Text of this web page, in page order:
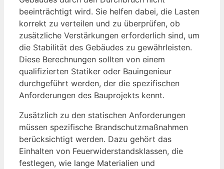
beeinträchtigt wird. Sie helfen dabei, die Lasten
korrekt zu verteilen und zu überprüfen, ob
zusätzliche Verstärkungen erforderlich sind, um
die Stabilität des Gebäudes zu gewährleisten.
Diese Berechnungen sollten von einem
qualifizierten Statiker oder Bauingenieur
durchgeführt werden, der die spezifischen
Anforderungen des Bauprojekts kennt.
Zusätzlich zu den statischen Anforderungen
müssen spezifische Brandschutzmaßnahmen
berücksichtigt werden. Dazu gehört das
Einhalten von Feuerwiderstandsklassen, die
festlegen, wie lange Materialien und